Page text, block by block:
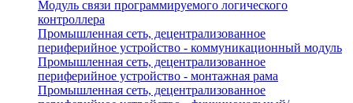
Модуль связи программируемого логического
контроллера
Промышленная сеть, децентрализованное
периферийное устройство - коммуникационный модуль
Промышленная сеть, децентрализованное
периферийное устройство - монтажная рама
Промышленная сеть, децентрализованное